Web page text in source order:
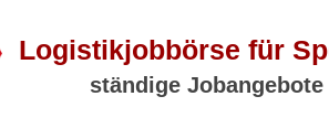
Logistikjobbörse für
ständige